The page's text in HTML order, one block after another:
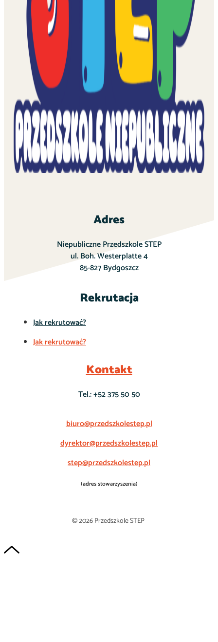
Adres
Niepubliczne Przedszkole STEP
ul. Boh. Westerplatte 4
85-827 Bydgoszcz
Rekrutacja
Jak rekrutować?
Jak rekrutować?
Kontakt
Tel.: +52 375 50 50
biuro@przedszkolestep.pl
dyrektor@przedszkolestep.pl
step@przedszkolestep.pl
(adres stowarzyszenia)
© 2026 Przedszkole STEP